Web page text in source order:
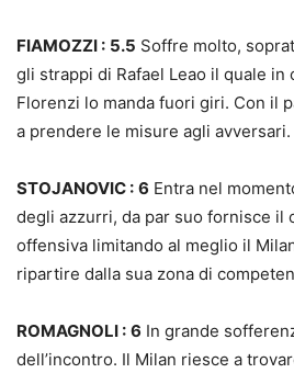
FIAMOZZI : 5.5 Soffre molto,
gli strappi di Rafael Leao il quale in
Florenzi lo manda fuori giri. Con il
a prendere le misure agli avversari.
STOJANOVIC : 6 Entra nel
degli azzurri, da par suo fornisce il
offensiva limitando al meglio il
ripartire dalla sua zona di
ROMAGNOLI : 6 In grande
dell’incontro. Il Milan riesce a